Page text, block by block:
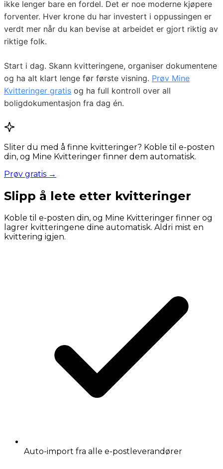
ikke lenger bare en fordel. Det er noe moderne kjøpere
forventer. Hver krone du har investert i oppussingen er
verdt mer når du kan bevise at arbeidet er gjort riktig av
riktige folk.
Start i dag. Skann kvitteringene, organiser dokumentene
og ha alt klart lenge før første visning. Prøv Mine
Kvitteringer gratis og ha full kontroll over all
boligdokumentasjon fra dag én.
Sliter du med å finne kvitteringer? Koble til e-posten
din, og Mine Kvitteringer finner dem automatisk.
Prøv gratis →
Slipp å lete etter kvitteringer
Koble til e-posten din, og Mine Kvitteringer finner og
lagrer kvitteringene dine automatisk. Aldri mist en
kvittering igjen.
Auto-import fra alle e-postleverandører